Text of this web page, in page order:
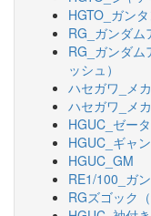
HGTO_ガン
RG_ガンダム
RG_ガンダム
ッシュ）
ハセガワ_メ
ハセガワ_メ
HGUC_ゼー
HGUC_ギャン
HGUC_GM
RE1/100_ガ
RGズゴック（